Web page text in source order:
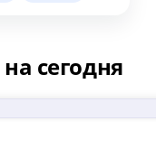
на сегодня